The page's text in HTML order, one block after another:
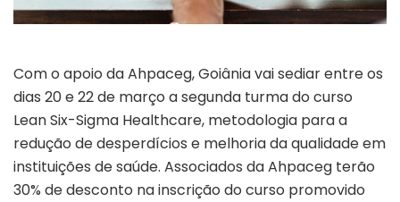
Com o apoio da Ahpaceg, Goiânia vai sediar entre os
dias 20 e 22 de março a segunda turma do curso
Lean Six-Sigma Healthcare, metodologia para a
redução de desperdícios e melhoria da qualidade em
instituições de saúde. Associados da Ahpaceg terão
30% de desconto na inscrição do curso promovido